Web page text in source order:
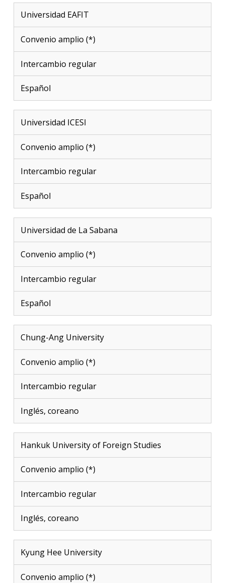
Universidad EAFIT
Convenio amplio (*)
Intercambio regular
Español
Universidad ICESI
Convenio amplio (*)
Intercambio regular
Español
Universidad de La Sabana
Convenio amplio (*)
Intercambio regular
Español
Chung-Ang University
Convenio amplio (*)
Intercambio regular
Inglés, coreano
Hankuk University of Foreign Studies
Convenio amplio (*)
Intercambio regular
Inglés, coreano
Kyung Hee University
Convenio amplio (*)